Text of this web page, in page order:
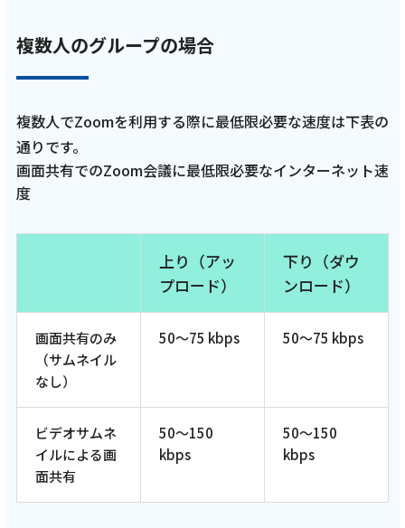
複数人のグループの場合
複数人でZoomを利用する際に最低限必要な速度は下表の
通りです。
画面共有でのZoom会議に最低限必要なインターネット速
度
上り（アッ
プロード）
下り（ダウ
ンロード）
画面共有のみ
（サムネイル
なし）
50～75 kbps 50～75 kbps
ビデオサムネ
イルによる画
面共有
50～150
kbps
50～150
kbps